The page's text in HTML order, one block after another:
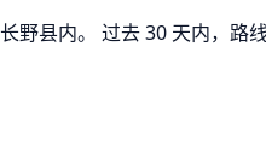
县内。 过去 30 天内，